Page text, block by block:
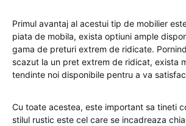
Primul avantaj al acestui tip de mobilier
piata de mobila, exista optiuni ample
gama de preturi extrem de ridicate.
scazut la un pret extrem de ridicat, exista
tendinte noi disponibile pentru a va
Cu toate acestea, este important sa tineti
stilul rustic este cel care se incadreaza